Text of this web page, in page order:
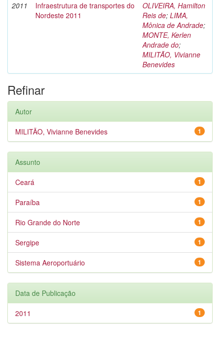
2011
Infraestrutura de transportes do
Nordeste 2011
OLIVEIRA, Hamilton
Reis de; LIMA,
Mônica de Andrade;
MONTE, Kerlen
Andrade do;
MILITÃO, Vivianne
Benevides
Refinar
Autor
1
MILITÃO, Vivianne Benevides
Assunto
1
Ceará
1
Paraíba
1
Rio Grande do Norte
1
Sergipe
1
Sistema Aeroportuário
Data de Publicação
1
2011